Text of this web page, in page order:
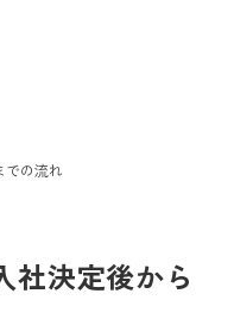
での流れ
社決定後から